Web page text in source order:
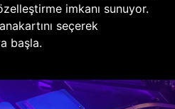
imkanı sunuyor.
seçerek
başla.